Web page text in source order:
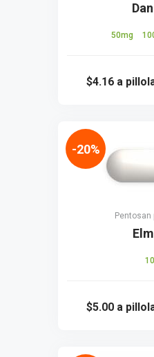
50mg
$4.16 a
$5.00 a
-20%